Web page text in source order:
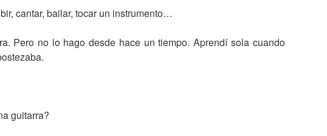
cantar, bailar, tocar un instrumento…
Pero no lo hago desde hace un tiempo. Aprendí sola cuando
guitarra?